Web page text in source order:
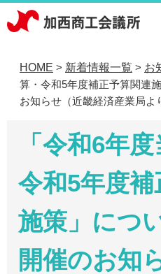
HOME > 新着情報一覧 > お
算・令和5年度補正予算関連
お知らせ（近畿経済産業局よ
「令和6年
令和5年度
施策」につ
開催のお知